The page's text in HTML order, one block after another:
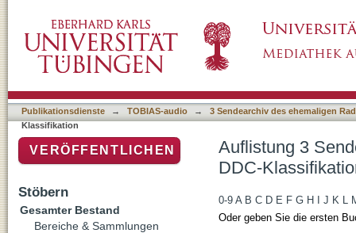
Publikationsdienste → TOBIAS-audio →
3 Sendearchiv des ehemaligen
Klassifikation
Auflistung 3
DDC-
0-9 A B C D E F G H J K L
Oder geben Sie die ersten
VERÖFFENTLICHEN
Stöbern
Gesamter Bestand
Bereiche & Sammlungen